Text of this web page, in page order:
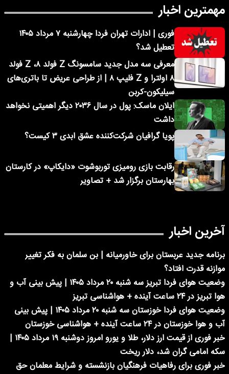
مهمترین اخبار
فوری | ادارات تهران فردا چهارشنبه ۷ مرداد ۱۴۰۵
تعطیل شد؟
معرفی سه مدل جدید سامسونگ Z فولد ۸، Z فولد
۸ اولترا و Z فلیپ ۸ | از طراحی عریض تا باتری‌های
سیلیکون-کربن
ایلان ماسک: پول در سال ۲۰۳۶ دیگر اهمیتی نخواهد
داشت
پویا گرافیان شرکت‌کننده عشق ابدی ۳ کیست؟
رقابت بازی رومیزی توربوشوت «دایکاپ» در کارستان
بهارستان برگزار شد + تصاویر
آخرین اخبار
برنامه جدید عربستان برای خاورمیانه | بن سلمان به فکر تغییر
موازنه قدرت افتاد؟
وضعیت هوای فردا تبریز سه شنبه ۲۰ مرداد ۱۴۰۵ | پیش بینی آب و
هوا تبریز در ۲۴ ساعت آینده + هواشناسی تبریز
وضعیت هوای فردا خوزستان سه شنبه ۲۰ مرداد ۱۴۰۵ | پیش بینی
آب و هوا خوزستان در ۲۴ ساعت آینده + هواشناسی خوزستان
خبر فوری از قیمت ارز دلار، طلا و یورو امروز دوشنبه ۱۹ مرداد ۱۴۰۵ |
سکه امامی گران شد، دلار ریخت
خبر فوری برای رفاهیات فرهنگیان بازنشسته و شرایط معلمان حق